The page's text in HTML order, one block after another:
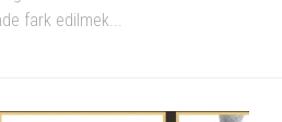
fark edilmek...